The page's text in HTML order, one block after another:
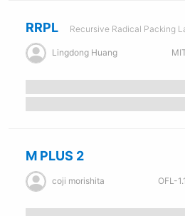
RRPL Recursive Radical Packing
Lingdong Huang
M PLUS 2
coji morishita OFL-1.1